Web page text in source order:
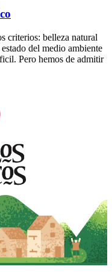
criterios: belleza natural
del medio ambiente
Pero hemos de admitir